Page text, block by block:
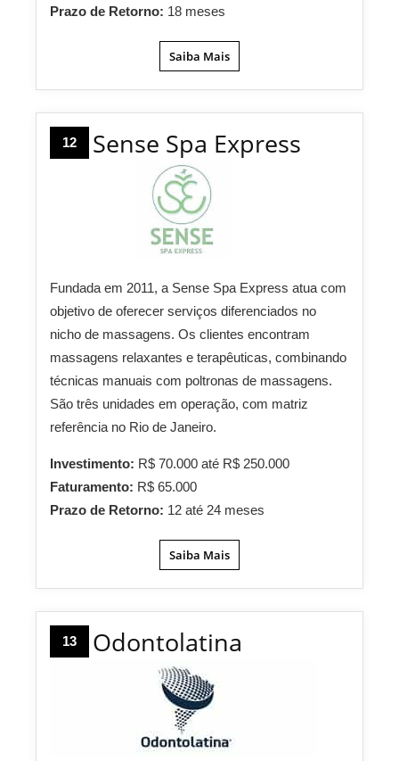
Prazo de Retorno: 18 meses
Saiba Mais
12 Sense Spa Express
Fundada em 2011, a Sense Spa Express atua com
objetivo de oferecer serviços diferenciados no
nicho de massagens. Os clientes encontram
massagens relaxantes e terapêuticas, combinando
técnicas manuais com poltronas de massagens.
São três unidades em operação, com matriz
referência no Rio de Janeiro.
Investimento: R$ 70.000 até R$ 250.000
Faturamento: R$ 65.000
Prazo de Retorno: 12 até 24 meses
Saiba Mais
13 Odontolatina